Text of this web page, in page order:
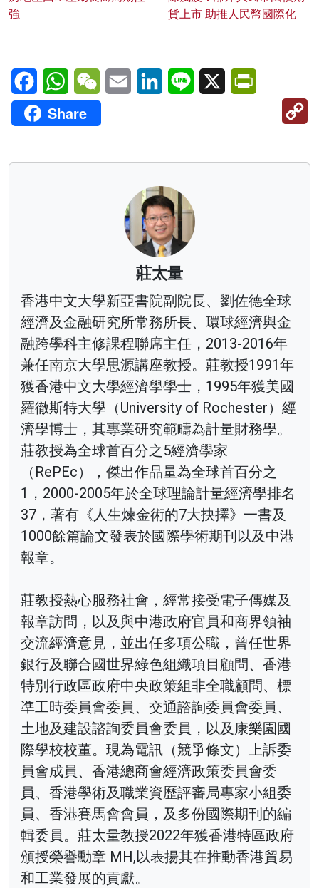
強
貨上市 助推人民幣國際化
FacebookWhatsAppWeChatEmail LinkedInLine X
Share
莊太量
香港中文大學新亞書院副院長、劉佐德全球
經濟及金融研究所常務所長、環球經濟與金
融跨學科主修課程聯席主任，2013-2016年
兼任南京大學思源講座教授。莊教授1991年
獲香港中文大學經濟學學士，1995年獲美國
羅徹斯特大學（University of Rochester）經
濟學博士，其專業研究範疇為計量財務學。
莊教授為全球首百分之5經濟學家
（RePEc），傑出作品量為全球首百分之
1，2000-2005年於全球理論計量經濟學排名
37，著有《人生煉金術的7大抉擇》一書及
1000餘篇論文發表於國際學術期刊以及中港
報章。
莊教授熱心服務社會，經常接受電子傳媒及
報章訪問，以及與中港政府官員和商界領袖
交流經濟意見，並出任多項公職，曾任世界
銀行及聯合國世界綠色組織項目顧問、香港
特別行政區政府中央政策組非全職顧問、標
凖工時委員會委員、交通諮詢委員會委員、
土地及建設諮詢委員會委員，以及康樂園國
際學校校董。現為電訊（競爭條文）上訴委
員會成員、香港總商會經濟政策委員會委
員、香港學術及職業資歷評審局專家小組委
員、香港賽馬會會員，及多份國際期刊的編
輯委員。莊太量教授2022年獲香港特區政府
頒授榮譽勳章 MH,以表揚其在推動香港貿易
和工業發展的貢獻。